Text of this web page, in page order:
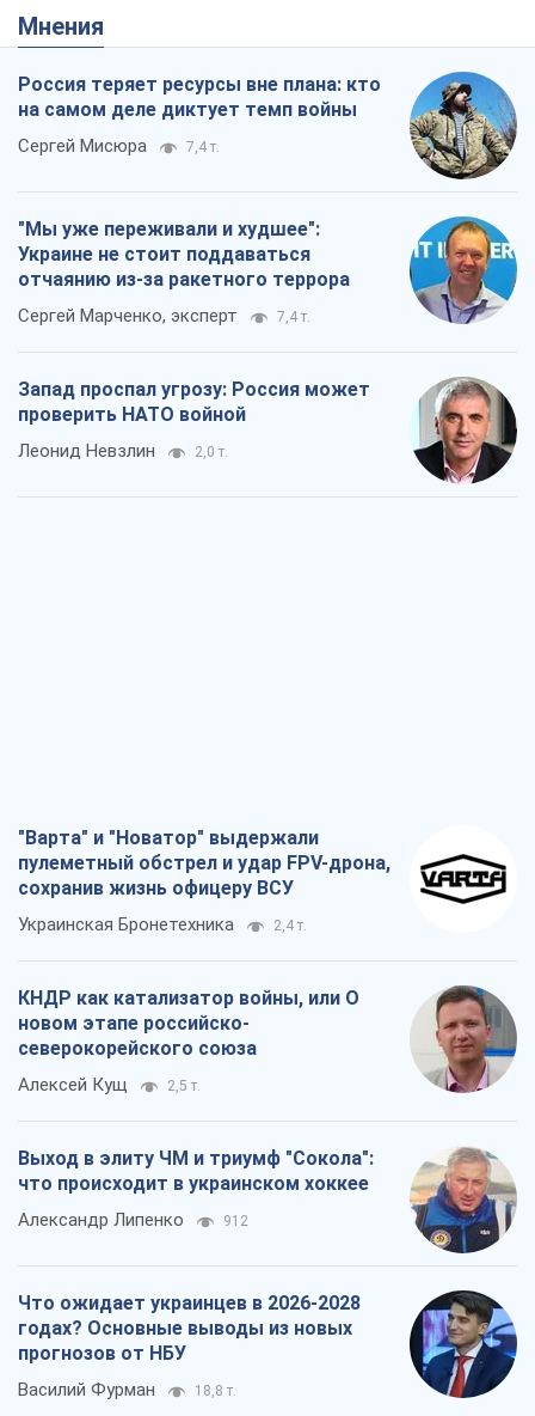
Мнения
Россия теряет ресурсы вне плана: кто
на самом деле диктует темп войны
Сергей Мисюра 7,4 т.
"Мы уже переживали и худшее":
Украине не стоит поддаваться
отчаянию из-за ракетного террора
Сергей Марченко, эксперт 7,4 т.
Запад проспал угрозу: Россия может
проверить НАТО войной
Леонид Невзлин 2,0 т.
"Варта" и "Новатор" выдержали
пулеметный обстрел и удар FPV-дрона,
сохранив жизнь офицеру ВСУ
Украинская Бронетехника 2,4 т.
КНДР как катализатор войны, или О
новом этапе российско-
северокорейского союза
Алексей Кущ 2,5 т.
Выход в элиту ЧМ и триумф "Сокола":
что происходит в украинском хоккее
Александр Липенко 912
Что ожидает украинцев в 2026-2028
годах? Основные выводы из новых
прогнозов от НБУ
Василий Фурман 18,8 т.